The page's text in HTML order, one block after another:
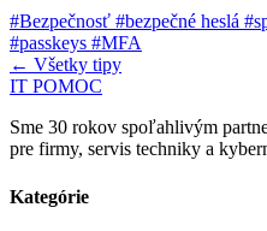
#Bezpečnosť #bezpečné heslá
#passkeys #MFA
← Všetky tipy
IT POMOC
Sme 30 rokov spoľahlivým
pre firmy, servis techniky a
Kategórie